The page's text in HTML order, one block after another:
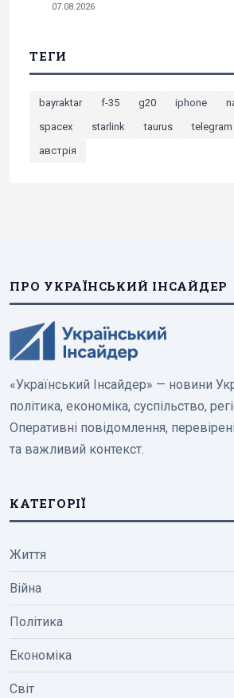
07.08.2026
ТЕГИ
bayraktar f-35 g20 iphone
spacex
starlink taurus telegram
австрія
ПРО УКРАЇНСЬКИЙ ІНСАЙДЕР
«Український Інсайдер» — новини
політика, економіка, суспільство,
Оперативні повідомлення,
та важливий контекст.
КАТЕГОРІЇ
Життя
Війна
Політика
Економіка
Світ